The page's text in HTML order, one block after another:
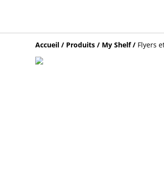
Accueil / Produits / My Shelf / Flyers